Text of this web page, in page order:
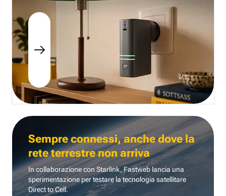
Sempre connessi, anche dove la
rete terrestre non arriva
In collaborazione con Starlink, Fastweb lancia una
sperimentazione per testare la tecnologia satellitare
Direct to Cell.